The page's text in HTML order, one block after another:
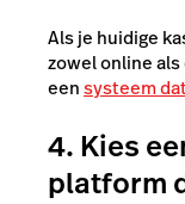
Als je huidige
zowel online als
eensysteem
4. Kies
platform